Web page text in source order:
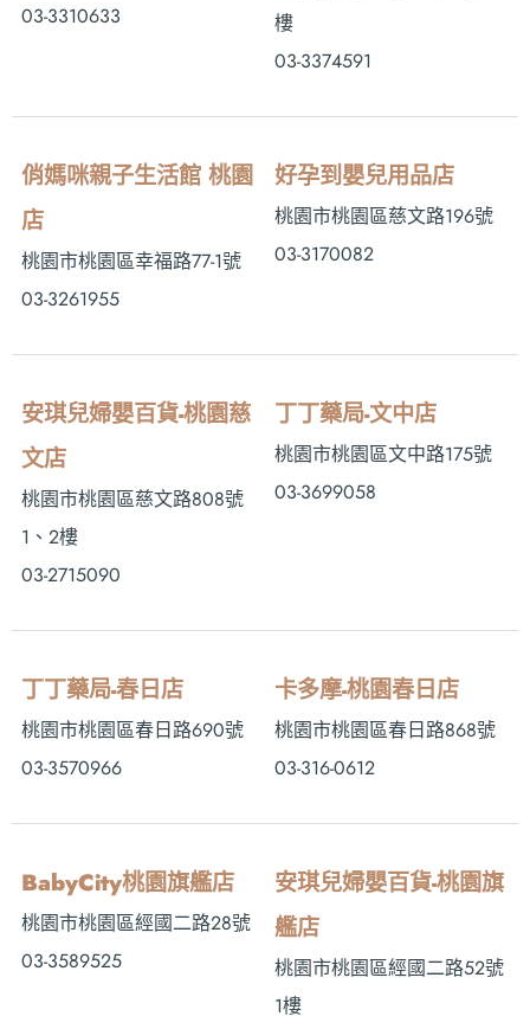
03-3310633
樓
03-3374591
俏媽咪親子生活館 桃園
店
桃園市桃園區幸福路77-1號
03-3261955
好孕到嬰兒用品店
桃園市桃園區慈文路196號
03-3170082
安琪兒婦嬰百貨-桃園慈
文店
桃園市桃園區慈文路808號
1、2樓
03-2715090
丁丁藥局-文中店
桃園市桃園區文中路175號
03-3699058
丁丁藥局-春日店
桃園市桃園區春日路690號
03-3570966
卡多摩-桃園春日店
桃園市桃園區春日路868號
03-316-0612
BabyCity桃園旗艦店
桃園市桃園區經國二路28號
03-3589525
安琪兒婦嬰百貨-桃園旗
艦店
桃園市桃園區經國二路52號
1樓